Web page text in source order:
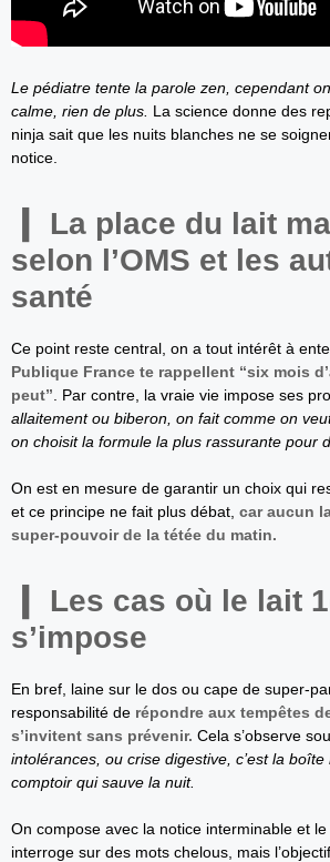
Le pédiatre tente la parole zen, cependant
calme, rien de plus. La science donne des
ninja sait que les nuits blanches ne se
notice.
La place du lait
selon l’OMS et les
santé
Ce point reste central, on a tout intérêt à
Publique France te rappellent “six mois
peut” . Par contre, la vraie vie impose ses
allaitement ou biberon, on fait comme on
on choisit la formule la plus rassurante pour
On est en mesure de garantir un choix qui
et ce principe ne fait plus débat, car aucun
super-pouvoir de la tétée du matin.
Les cas où le lait
s’impose
En bref, laine sur le dos ou cape de super-
responsabilité de répondre aux tempêtes
s’invitent sans prévenir. Cela s’observe
intolérances, ou crise digestive, c’est la
comptoir qui sauve la nuit.
On compose avec la notice interminable et
interroge sur des mots chelous, mais